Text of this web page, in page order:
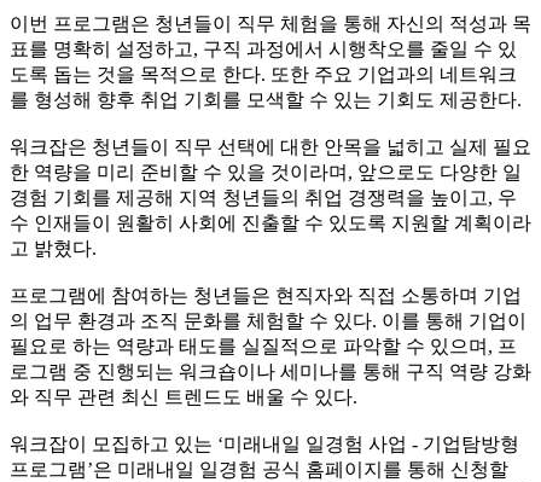
이번 프로그램은 청년들이 직무 체험을 통해 자신의 적성과 목
표를 명확히 설정하고, 구직 과정에서 시행착오를 줄일 수 있
도록 돕는 것을 목적으로 한다. 또한 주요 기업과의 네트워크
를 형성해 향후 취업 기회를 모색할 수 있는 기회도 제공한다.
워크잡은 청년들이 직무 선택에 대한 안목을 넓히고 실제 필요
한 역량을 미리 준비할 수 있을 것이라며, 앞으로도 다양한 일
경험 기회를 제공해 지역 청년들의 취업 경쟁력을 높이고, 우
수 인재들이 원활히 사회에 진출할 수 있도록 지원할 계획이라
고 밝혔다.
프로그램에 참여하는 청년들은 현직자와 직접 소통하며 기업
의 업무 환경과 조직 문화를 체험할 수 있다. 이를 통해 기업이
필요로 하는 역량과 태도를 실질적으로 파악할 수 있으며, 프
로그램 중 진행되는 워크숍이나 세미나를 통해 구직 역량 강화
와 직무 관련 최신 트렌드도 배울 수 있다.
워크잡이 모집하고 있는 ‘미래내일 일경험 사업 - 기업탐방형
프로그램’은 미래내일 일경험 공식 홈페이지를 통해 신청할